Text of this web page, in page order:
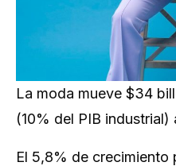
La moda mueve $34
(10% del PIB industrial)
El 5,8% de